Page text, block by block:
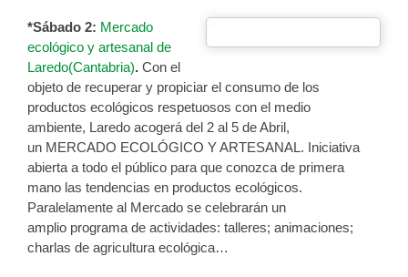
*Sábado 2: Mercado
ecológico y artesanal de
Laredo(Cantabria). Con el
objeto de recuperar y propiciar el consumo de los
productos ecológicos respetuosos con el medio
ambiente, Laredo acogerá del 2 al 5 de Abril,
un MERCADO ECOLÓGICO Y ARTESANAL. Iniciativa
abierta a todo el público para que conozca de primera
mano las tendencias en productos ecológicos.
Paralelamente al Mercado se celebrarán un
amplio programa de actividades: talleres; animaciones;
charlas de agricultura ecológica…